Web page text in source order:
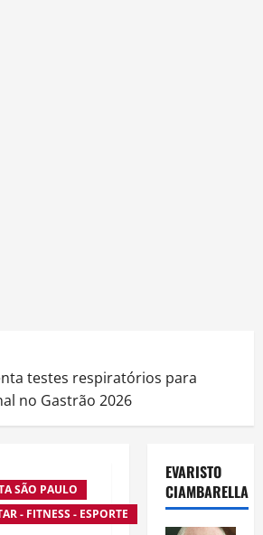
testes respiratórios para
no Gastrão 2026
SÃO PAULO
- FITNESS - ESPORTE
EVARISTO
CIAMBARELLA